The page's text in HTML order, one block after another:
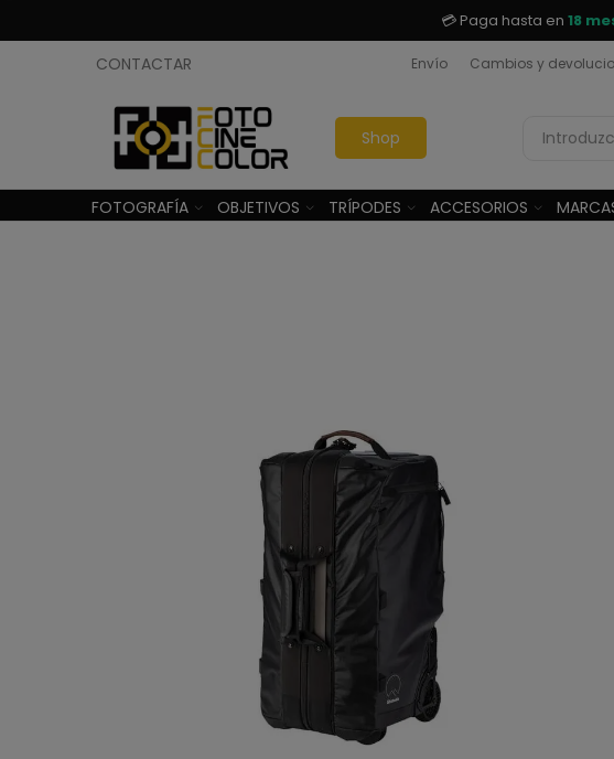
💳 Paga hasta en 18
CONTACTAR Envío Cambios y
Shop
FOTOGRAFÍA OBJETIVOS TRÍPODES ACCESORIOS